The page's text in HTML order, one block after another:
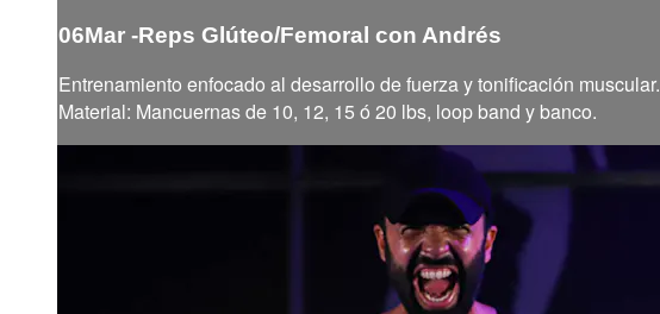
06Mar -Reps Glúteo/Femoral con Andrés
Entrenamiento enfocado al desarrollo de fuerza y tonificación muscular.
Material: Mancuernas de 10, 12, 15 ó 20 lbs, loop band y banco.